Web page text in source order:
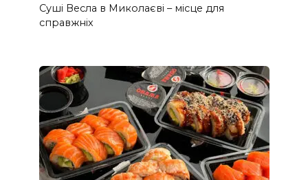
Суші Весла в Миколаєві – місце для
справжніх